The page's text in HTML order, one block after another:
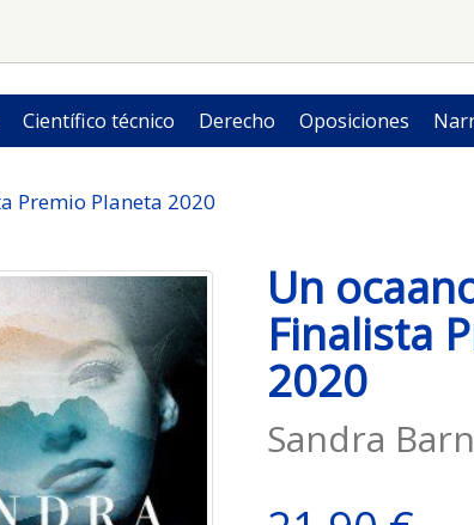
Científico técnico Derecho Oposiciones
Premio Planeta 2020
Un
Finalista
2020
Sandra